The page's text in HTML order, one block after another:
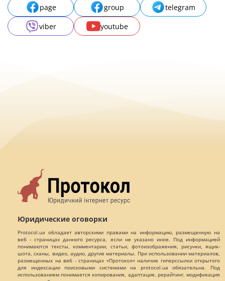
page group
telegram
viber
youtube
Юридические оговорки
Protocol.ua обладает авторскими правами на информацию, размещенную на
веб - страницах данного ресурса, если не указано иное. Под информацией
понимаются тексты, комментарии, статьи, фотоизображения, рисунки, ящик-
шота, сканы, видео, аудио, другие материалы. При использовании материалов,
размещенных на веб - страницах «Протокол» наличие гиперссылки открытого
для индексации поисковыми системами на protocol.ua обязательна. Под
использованием понимается копирования, адаптация, рерайтинг, модификация